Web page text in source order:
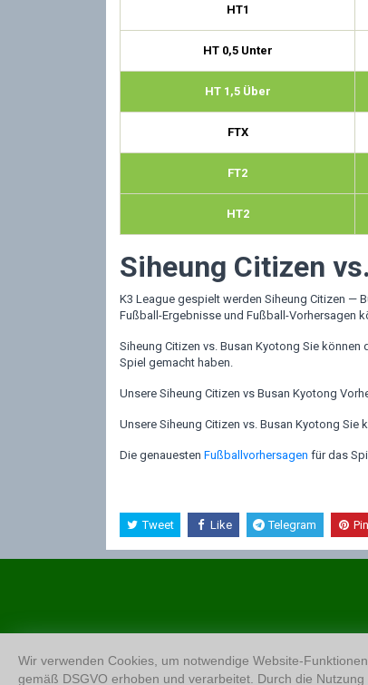
HT1
HT 0,5 Unter
HT 1,5 Über
FTX
FT2
HT2
Siheung Citizen
K3 League gespielt werden Siheung Citizen —
Fußball-Ergebnisse und Fußball-Vorhersagen
Siheung Citizen vs. Busan Kyotong Sie
Spiel gemacht haben.
Unsere Siheung Citizen vs Busan Kyotong
Unsere Siheung Citizen vs. Busan Kyotong
Die genauesten Fußballvorhersagen für das
Tweet Like Telegram
Wir verwenden Cookies, um notwendige Website-
gemäß DSGVO erhoben und verarbeitet. Durch die